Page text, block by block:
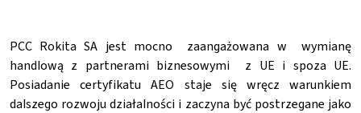
PCC Rokita SA jest mocno zaangażowana w wymianę
handlową z partnerami biznesowymi z UE i spoza UE.
Posiadanie certyfikatu AEO staje się wręcz warunkiem
dalszego rozwoju działalności i zaczyna być postrzegane jako